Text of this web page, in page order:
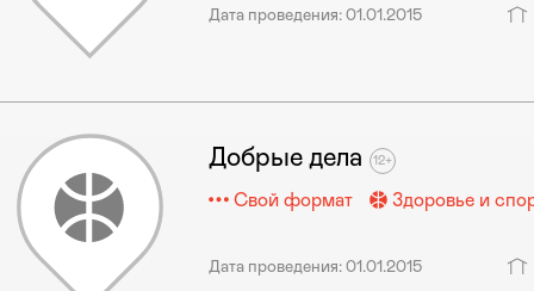
Дата проведения: 01.01.2015
Добрые дела
Свой формат Здоровье и
Дата проведения: 01.01.2015